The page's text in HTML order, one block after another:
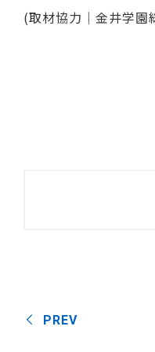
(取材協力｜金井学園
PREV